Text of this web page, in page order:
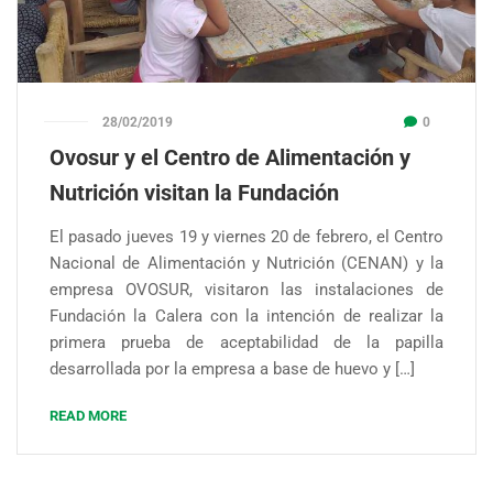
28/02/2019 0
Ovosur y el Centro de Alimentación y
Nutrición visitan la Fundación
El pasado jueves 19 y viernes 20 de febrero, el Centro
Nacional de Alimentación y Nutrición (CENAN) y la
empresa OVOSUR, visitaron las instalaciones de
Fundación la Calera con la intención de realizar la
primera prueba de aceptabilidad de la papilla
desarrollada por la empresa a base de huevo y […]
READ MORE